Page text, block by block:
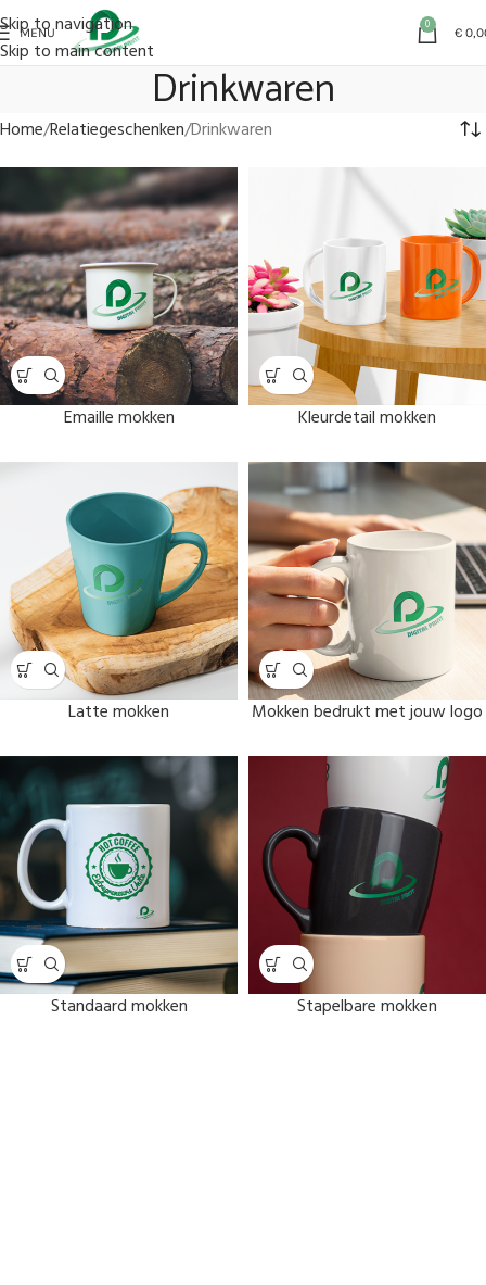
Skip to navigation
Skip to main content
MENU 0 €
Drinkwaren
Home Relatiegeschenken Drinkwaren
Emaille mokken Kleurdetail mokken
Latte mokken Mokken bedrukt met jouw logo
Standaard mokken Stapelbare mokken